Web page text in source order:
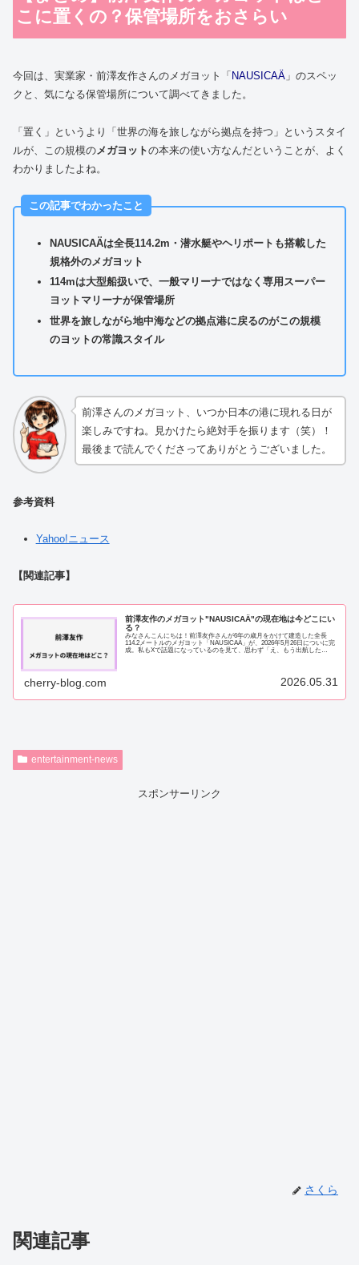
こに置くの？保管場所をおさらい
今回は、実業家・前澤友作さんのメガヨット「 NAUSICAÄ 」のスペッ
クと、気になる保管場所について調べてきました。
「置く」というより「世界の海を旅しながら拠点を持つ」というスタイ
ルが、この規模の メガヨットの本来の使い方なんだということが、よく
わかりましたよね。
この記事でわかったこと
NAUSICAÄは全長114.2m・潜水艇やヘリポートも搭載した
規格外のメガヨット
114mは大型船扱いで、一般マリーナではなく専用スーパー
ヨットマリーナが保管場所
世界を旅しながら地中海などの拠点港に戻るのがこの規模
のヨットの常識スタイル
前澤さんのメガヨット、いつか日本の港に現れる日が
楽しみですね。見かけたら絶対手を振ります（笑）！
最後まで読んでくださってありがとうございました。
参考資料
Yahoo!ニュース
【関連記事】
前澤友作のメガヨット"NAUSICAÄ"の現在地は今どこにい
る？
みなさんこんにちは！前澤友作さんが6年の歳月をかけて建造した全長
114.2メートルのメガヨット「NAUSICAÄ」が、2026年5月26日についに完
成。私もXで話題になっているのを見て、思わず「え、もう出航した
cherry-blog.com 2026.05.31
entertainment-news
スポンサーリンク
さくら
関連記事